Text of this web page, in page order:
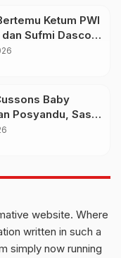
Ketum PWI
Sufmi Dasco,
Indonesia
Baby
Posyandu, Sasar
pada Juli
website. Where
written in such a
simply now running